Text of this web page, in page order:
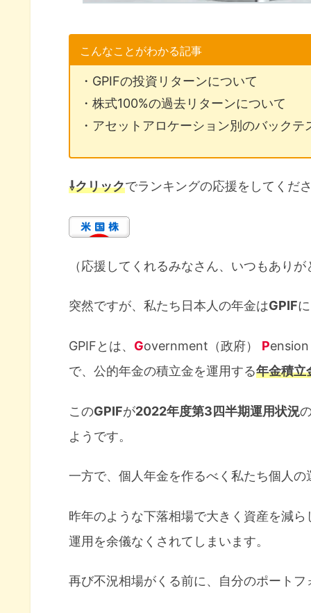
こんなことがわかる記事
・GPIFの投資リターンについて
・株式100%の過去リターンについて
・アセットアロケーション別のバックテ
⇩クリックでランキングの応援をしてくだ
（応援してくれるみなさん、いつもあり
突然ですが、私たち日本人の年金はGPIF
GPIFとは、 Government（政府） P
で、公的年金の積立金を運用する年金積立
このGPIFが2022年度第3四半期運用状況
ようです。
一方で、個人年金を作るべく私たち個人
昨年のような下落相場で大きく資産を減
運用を余儀なくされてしまいます。
再び不況相場がくる前に、自分のポート